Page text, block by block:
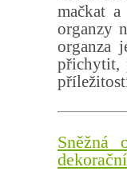
mačkat
organzy
organza
přichytit,
Sněžná